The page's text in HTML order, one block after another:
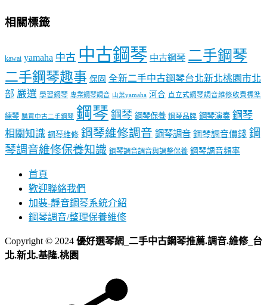
相關標籤
kawai yamaha 中古 中古鋼琴 中古鋼琴 二手鋼琴
二手鋼琴趣事 保固 全新二手中古鋼琴台北新北桃園市北
部 嚴選 學習鋼琴 專業鋼琴調音 山葉yamaha 河合 直立式鋼琴調音維修收費標準
練琴 購買中古二手鋼琴 鋼琴 鋼琴 鋼琴保養 鋼琴品牌 鋼琴演奏 鋼琴
相關知識 鋼琴維修 鋼琴維修調音 鋼琴調音 鋼琴調音價錢 鋼
琴調音維修保養知識 鋼琴調音調音與調整保養 鋼琴調音頻率
首頁
歡迎聯絡我們
加裝-靜音鋼琴系統介紹
鋼琴調音/整理保養維修
Copyright © 2024 優好選琴網_二手中古鋼琴推薦.調音.維修_台
北.新北.基隆.桃園